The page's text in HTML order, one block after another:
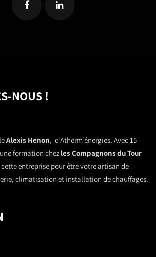
NOUS !
Alexis Henon, d’Atherm’énergies. Avec 15
formation chez les Compagnons du Tour
cette entreprise pour être votre artisan de
climatisation et installation de chauffages.